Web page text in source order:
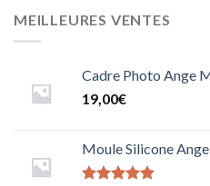
MEILLEURES VENTES
Cadre Photo Ange
19,00€
Moule Silicone